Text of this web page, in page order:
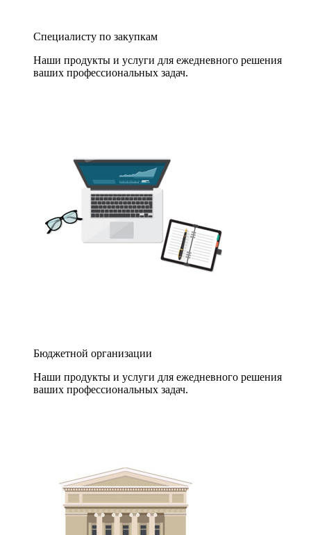
Специалисту по закупкам
Наши продукты и услуги для ежедневного решения
ваших профессиональных задач.
Бюджетной организации
Наши продукты и услуги для ежедневного решения
ваших профессиональных задач.